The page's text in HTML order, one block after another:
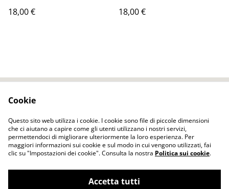
scrivere)
18,00 €
scrivere)
18,00 €
Privacy Policy
Cookie Policy
Cookie
Questo sito web utilizza i cookie. I cookie sono file di piccole dimensioni
che ci aiutano a capire come gli utenti utilizzano i nostri servizi,
permettendoci di migliorare ulteriormente la loro esperienza. Per
maggiori informazioni sui cookie e sul modo in cui vengono utilizzati, fai
clic su "Impostazioni dei cookie". Consulta la nostra Politica sui cookie.
Accetta tutti